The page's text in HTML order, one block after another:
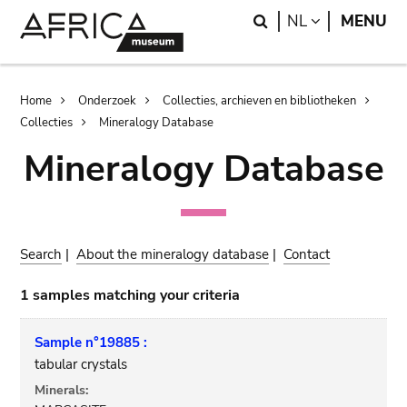
Search
NL LANGUAGE
MENU
Breadcrumb
Home Onderzoek
Collecties, archieven en bibliotheken
Collecties
Mineralogy Database
Mineralogy Database
Search |About the mineralogy database | Contact
1 samples matching your criteria
Sample n°19885 :
tabular crystals
Minerals: